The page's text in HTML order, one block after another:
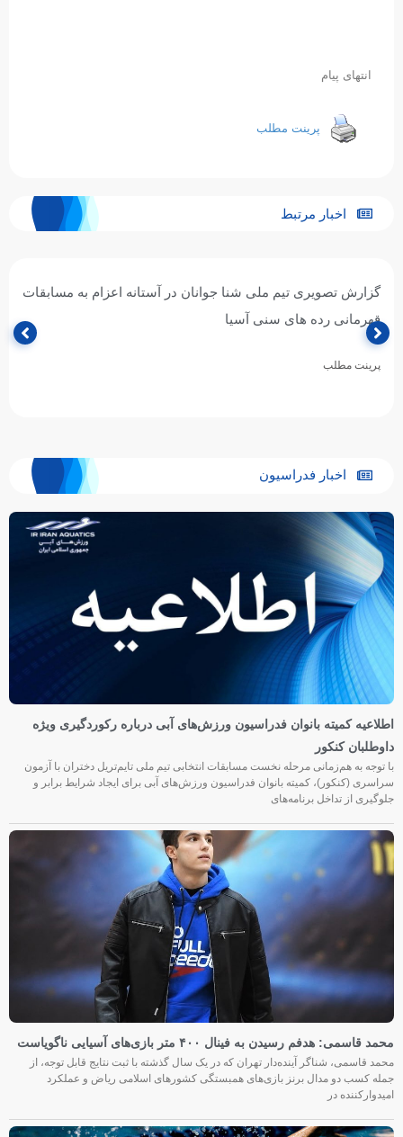
انتهای پیام
پرینت مطلب
اخبار مرتبط
گزارش تصویری تیم ملی شنا جوانان در آستانه اعزام به مسابقات
قهرمانی رده های سنی آسیا
پرینت مطلب
اخبار فدراسیون
اطلاعیه کمیته بانوان فدراسیون ورزش‌های آبی درباره رکوردگیری ویژه
داوطلبان کنکور
با توجه به هم‌زمانی مرحله نخست مسابقات انتخابی تیم ملی تایم‌تریل دختران با آزمون
سراسری (کنکور)، کمیته بانوان فدراسیون ورزش‌های آبی برای ایجاد شرایط برابر و
جلوگیری از تداخل برنامه‌های
محمد قاسمی: هدفم رسیدن به فینال ۴۰۰ متر بازی‌های آسیایی ناگویاست
محمد قاسمی، شناگر آینده‌دار تهران که در یک سال گذشته با ثبت نتایج قابل توجه، از
جمله کسب دو مدال برنز بازی‌های همبستگی کشورهای اسلامی ریاض و عملکرد
امیدوارکننده در